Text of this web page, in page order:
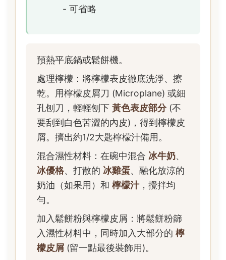
- 可省略
預熱平底鍋或鬆餅機。
處理檸檬：將檸檬表皮徹底洗淨、擦
乾。用檸檬皮屑刀 (Microplane) 或細
孔刨刀，輕輕刨下 黃色表皮部分(不
要刮到白色苦澀的內皮)，得到檸檬皮
屑。擠出約1/2大匙檸檬汁備用。
混合濕性材料：在碗中混合 冰牛奶、
冰優格、打散的 冰雞蛋、融化放涼的
奶油（如果用）和 檸檬汁，攪拌均
勻。
加入鬆餅粉與檸檬皮屑：將鬆餅粉篩
入濕性材料中，同時加入大部分的 檸
檬皮屑 (留一點最後裝飾用)。